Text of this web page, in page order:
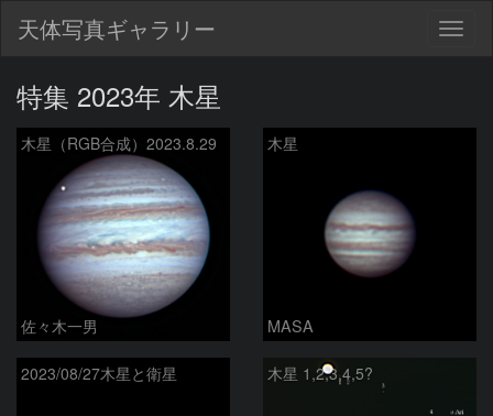
天体写真ギャラリー
特集 2023年 木星
木星（RGB合成）2023.8.29
佐々木一男
木星
MASA
2023/08/27木星と衛星 木星 1,2,3,4,5?